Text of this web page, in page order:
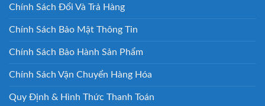
Chính Sách Đổi Và Trả Hàng
Chính Sách Bảo Mật Thông Tin
Chính Sách Bảo Hành Sản Phẩm
Chính Sách Vận Chuyển Hàng Hóa
Quy Định & Hình Thức Thanh Toán